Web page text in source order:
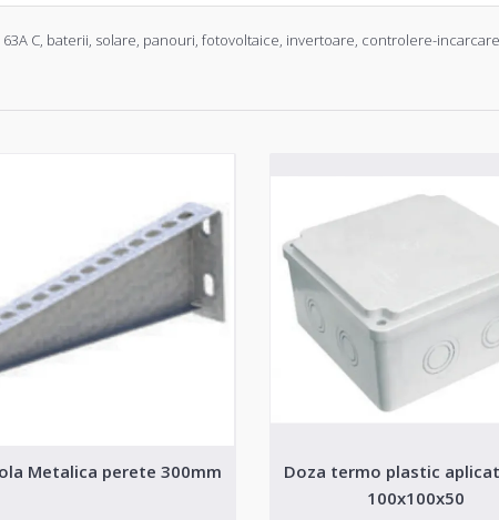
C, baterii, solare, panouri, fotovoltaice, invertoare, controlere-incarcare
Metalica perete 300mm
Doza termo plastic
100x100x50